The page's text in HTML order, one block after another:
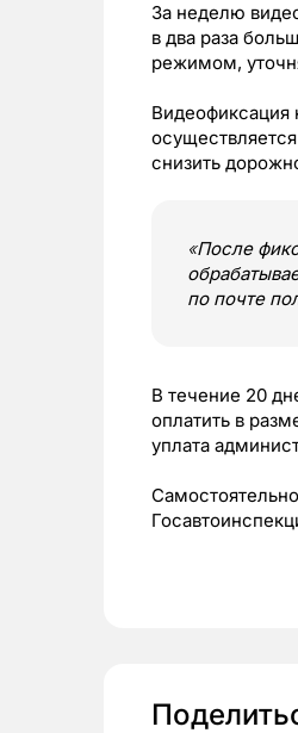
За неделю
в два раза
режимом,
Видеофиксация
снизить
«После
по почте
В течение 20
оплатить в
уплата